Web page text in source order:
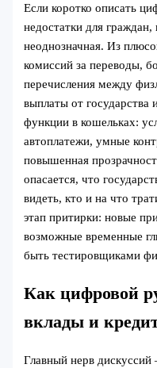
Если коротко описать
недостатки для граждан,
неоднозначная. Из
комиссий за переводы,
перечисления между
выплаты от
функции в кошельках:
автоплатежи, умные
повышенная
опасается, что
видеть, кто и на что
этап притирки: новые
возможные временные
быть тестировщиками
Как цифровой
вклады и
Главный нерв дискуссий